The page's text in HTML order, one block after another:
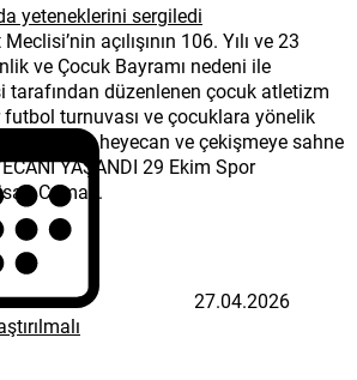
yeteneklerini sergiledi
açılışının 106. Yılı ve 23
ve Çocuk Bayramı nedeni ile
tarafından düzenlenen çocuk atletizm
futbol turnuvası ve çocuklara yönelik
büyük bir heyecan ve çekişmeye sahne
YAŞANDI 29 Ekim Spor
Cuma...
27.04.2026